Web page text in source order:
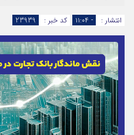
انتشار : - ۱۱:۰۴ کد خبر : 23939